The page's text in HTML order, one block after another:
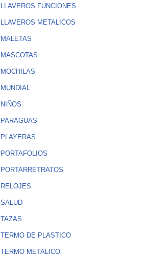
LLAVEROS FUNCIONES
LLAVEROS METALICOS
MALETAS
MASCOTAS
MOCHILAS
MUNDIAL
NIÑOS
PARAGUAS
PLAYERAS
PORTAFOLIOS
PORTARRETRATOS
RELOJES
SALUD
TAZAS
TERMO DE PLASTICO
TERMO METALICO